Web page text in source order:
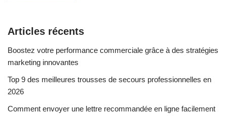
Articles récents
Boostez votre performance commerciale grâce à des stratégies
marketing innovantes
Top 9 des meilleures trousses de secours professionnelles en
2026
Comment envoyer une lettre recommandée en ligne facilement